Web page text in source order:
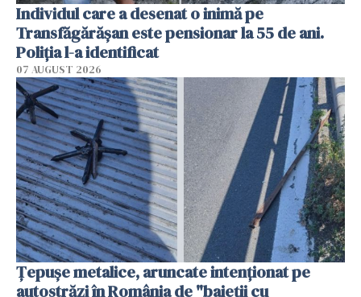
Individul care a desenat o inimă pe
Transfăgărășan este pensionar la 55 de ani.
Poliția l-a identificat
07 AUGUST 2026
Țepușe metalice, aruncate intenționat pe
autostrăzi în România de "baieții cu